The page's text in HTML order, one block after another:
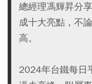
總經理馮輝昇分
成十大亮點，不
高。
2024年台鐵每日